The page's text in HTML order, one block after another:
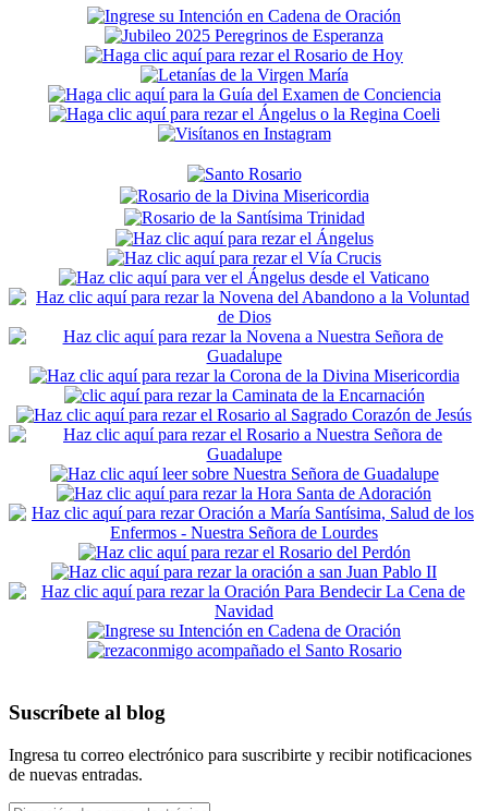
Secondary
Sidebar
Suscríbete al blog
Ingresa tu correo electrónico para suscribirte y recibir notificaciones
de nuevas entradas.